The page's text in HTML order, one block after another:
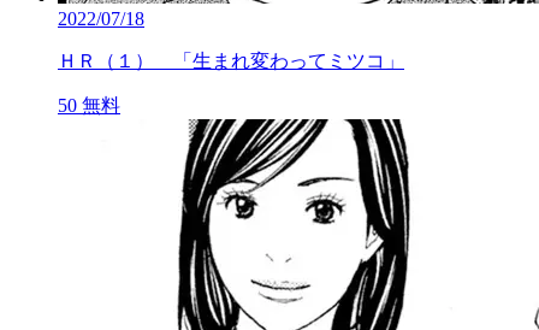
2022/07/18
ＨＲ（１） 「生まれ変わってミツコ」
50 無料